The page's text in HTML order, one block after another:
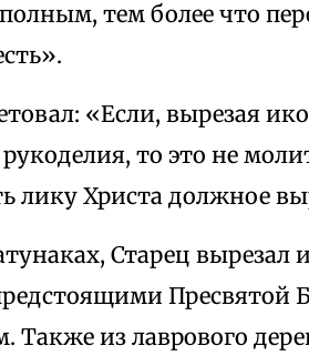
тем более что
«Если, вырезая
рукоделия, то это не
лику Христа должное
Старец вырезал
Также из лаврового